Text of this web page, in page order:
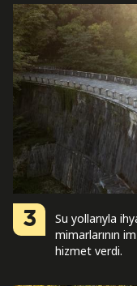
3
Su yollarıyla
mimarlarının
hizmet verdi.